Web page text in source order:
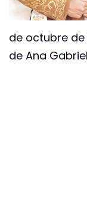
de octubre de
de Ana